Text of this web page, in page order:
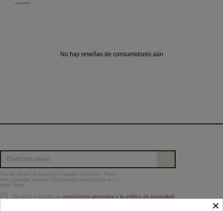
No hay reseñas de consumidores aún
Puede darse de baja en cualquier momento. Para
ello, consulte nuestra información de contacto en el
aviso legal.
He leído y acepto las condiciones generales y la política de privacidad.
×